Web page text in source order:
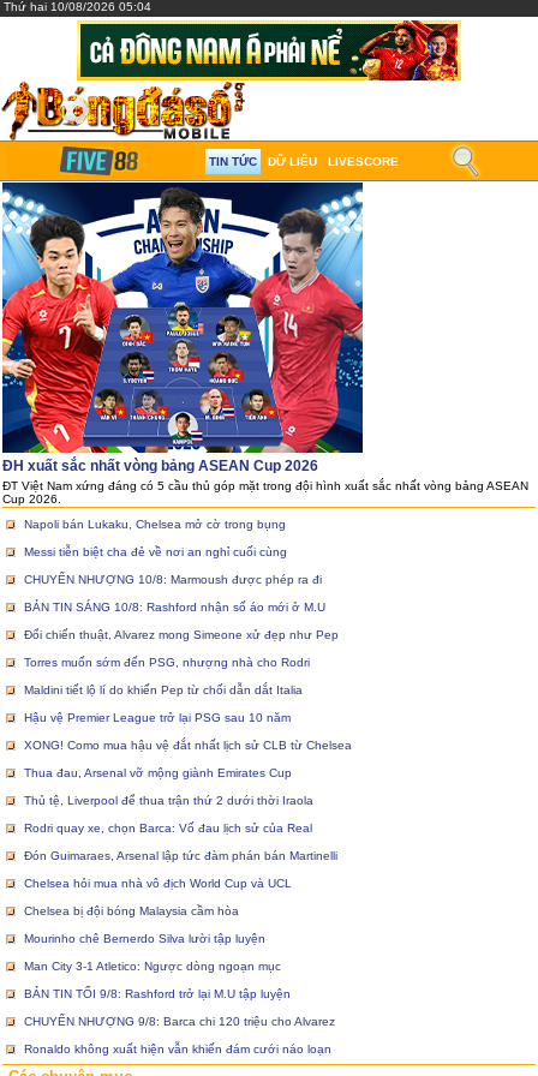
Thứ hai 10/08/2026 05:04
TIN TỨC DỮ LIỆU LIVESCORE
ĐH xuất sắc nhất vòng bảng ASEAN Cup 2026
ĐT Việt Nam xứng đáng có 5 cầu thủ góp mặt trong đội hình xuất sắc nhất vòng bảng ASEAN
Cup 2026.
Napoli bán Lukaku, Chelsea mở cờ trong bụng
Messi tiễn biệt cha đẻ về nơi an nghỉ cuối cùng
CHUYỂN NHƯỢNG 10/8: Marmoush được phép ra đi
BẢN TIN SÁNG 10/8: Rashford nhận số áo mới ở M.U
Đổi chiến thuật, Alvarez mong Simeone xử đẹp như Pep
Torres muốn sớm đến PSG, nhượng nhà cho Rodri
Maldini tiết lộ lí do khiến Pep từ chối dẫn dắt Italia
Hậu vệ Premier League trở lại PSG sau 10 năm
XONG! Como mua hậu vệ đắt nhất lịch sử CLB từ Chelsea
Thua đau, Arsenal vỡ mộng giành Emirates Cup
Thủ tệ, Liverpool để thua trận thứ 2 dưới thời Iraola
Rodri quay xe, chọn Barca: Vố đau lịch sử của Real
Đón Guimaraes, Arsenal lập tức đàm phán bán Martinelli
Chelsea hỏi mua nhà vô địch World Cup và UCL
Chelsea bị đội bóng Malaysia cầm hòa
Mourinho chê Bernerdo Silva lười tập luyện
Man City 3-1 Atletico: Ngược dòng ngoạn mục
BẢN TIN TỐI 9/8: Rashford trở lại M.U tập luyện
CHUYỂN NHƯỢNG 9/8: Barca chi 120 triệu cho Alvarez
Ronaldo không xuất hiện vẫn khiến đám cưới náo loạn